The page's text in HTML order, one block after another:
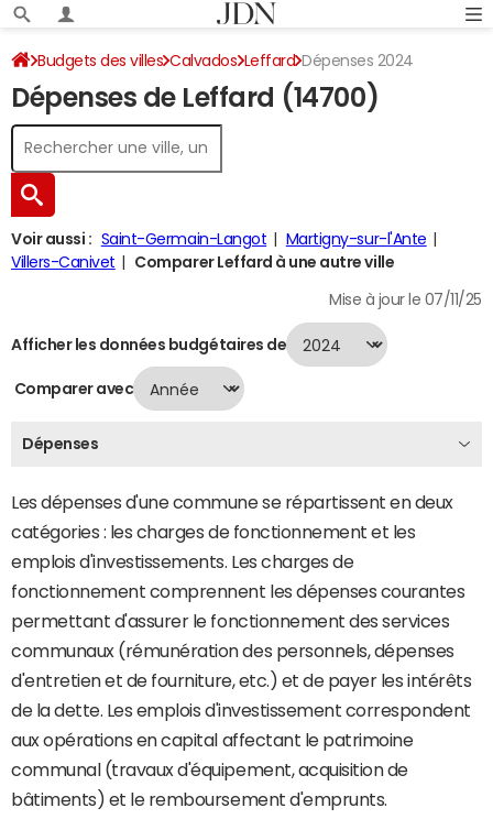
Budgets des villes Calvados Leffard Dépenses 2024
Dépenses de Leffard (14700)
Voir aussi : Saint-Germain-Langot
Martigny-sur-l'Ante
Villers-Canivet
Comparer Leffard à une autre ville
Mise à jour le 07/11/25
Afficher les données budgétaires de
Comparer avec
Dépenses
Les dépenses d'une commune se répartissent en deux
catégories : les charges de fonctionnement et les
emplois d'investissements. Les charges de
fonctionnement comprennent les dépenses courantes
permettant d'assurer le fonctionnement des services
communaux (rémunération des personnels, dépenses
d'entretien et de fourniture, etc.) et de payer les intérêts
de la dette. Les emplois d'investissement correspondent
aux opérations en capital affectant le patrimoine
communal (travaux d'équipement, acquisition de
bâtiments) et le remboursement d'emprunts.